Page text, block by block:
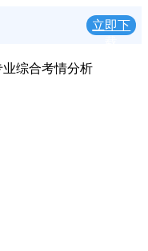
立即下
业综合考情分析